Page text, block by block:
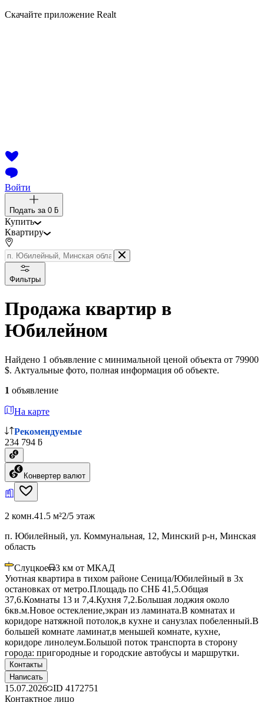
Скачайте приложение Realt
Войти
Подать за 0 ƃ
Купить
Квартиру
Фильтры
Продажа квартир в
Юбилейном
Найдено 1 объявление с минимальной ценой объекта от 79900
$. Актуальные фото, полная информация об объекте.
1 объявление
На карте
Рекомендуемые
234 794 ƃ
Конвертер валют
2 комн.41.5 м²2/5 этаж
п. Юбилейный, ул. Коммунальная, 12, Минский р-н, Минская
область
Слуцкое 3 км от МКАД
Уютная квартира в тихом районе Сеница/Юбилейный в 3х
остановках от метро.Площадь по СНБ 41,5.Общая
37,6.Комнаты 13 и 7,4.Кухня 7,2.Большая лоджия около
6кв.м.Новое остекление,экран из ламината.В комнатах и
коридоре натяжной потолок,в кухне и санузлах побеленный.В
большей комнате ламинат,в меньшей комнате, кухне,
коридоре линолеум.Большой поток транспорта в сторону
города: пригородные и городские автобусы и маршрутки.
Контакты
Написать
15.07.2026 ID 4172751
Контактное лицо